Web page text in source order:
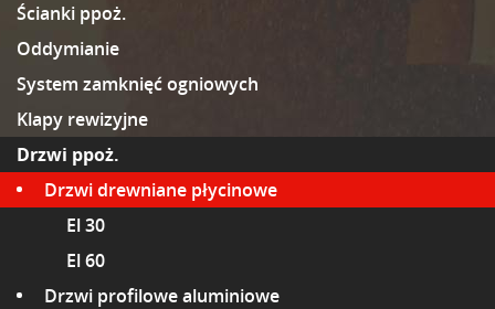
Ścianki ppoż.
Oddymianie
System zamknięć ogniowych
Klapy rewizyjne
Drzwi ppoż.
Drzwi drewniane płycinowe
El 30
El 60
Drzwi profilowe aluminiowe